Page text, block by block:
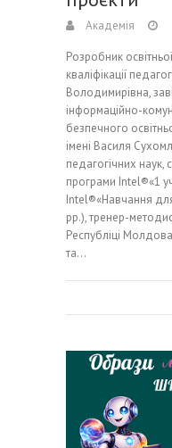
Академія
Розробник
кваліфікації
Володимирівна,
інформаційно-
безпечного
імені Василя
педагогічних наук,
програми Intel®«1
Intel®«Навчання
рр.), тренер-
Республіці
та…